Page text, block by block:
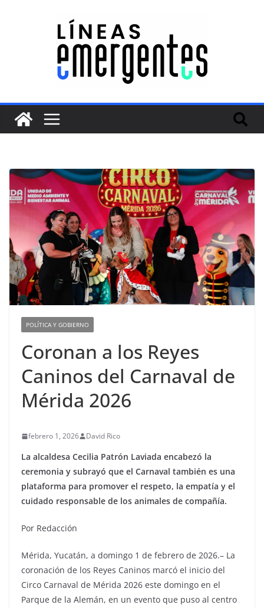
POLÍTICA Y GOBIERNO
Coronan a los Reyes
Caninos del Carnaval de
Mérida 2026
febrero 1, 2026 David Rico
La alcaldesa Cecilia Patrón Laviada encabezó la
ceremonia y subrayó que el Carnaval también es una
plataforma para promover el respeto, la empatía y el
cuidado responsable de los animales de compañía.
Por Redacción
Mérida, Yucatán, a domingo 1 de febrero de 2026.– La
coronación de los Reyes Caninos marcó el inicio del
Circo Carnaval de Mérida 2026 este domingo en el
Parque de la Alemán, en un evento que puso al centro